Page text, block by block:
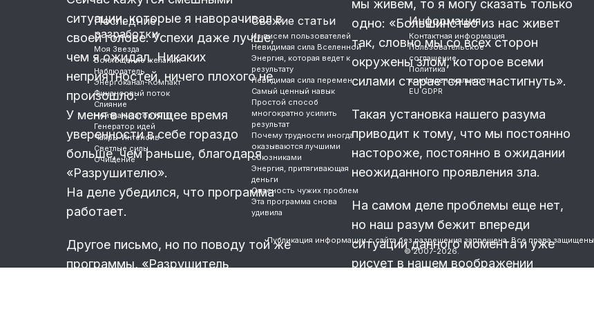
ситуации, которые я наворачивал в
своей голове. Успехи даже лучше,
чем я ожидал. Никаких
неприятностей, ничего плохого не
произошло.
У меня в настоящее время
уверенности в себе гораздо
больше, чем раньше, благодаря
«Разрушителю».
На деле убедился, что программа
работает.
Другое письмо, но по поводу той же
программы, «Разрушитель
мы живем, то я могу сказать только
одно: «Большинство из нас живет
так, словно мы со всех сторон
окружены злом, которое всеми
силами старается нас настигнуть».
Такая установка нашего разума
приводит к тому, что мы постоянно
настороже, постоянно в ожидании
неожиданного проявления зла.
На самом деле проблемы еще нет,
но наш разум бежит впереди
ситуации данного момента и уже
рисует в нашем воображении
Последние
разработки
Моя Звезда
Воплощение желаний
Наблюдатель
Энергоканал-Компакт
Финансовый поток
Слияние
Нейтрализатор НЛП
Генератор идей
Чакры-Интенсив
Светлые силы
Очищение
Свежие статьи
Из писем пользователей
Невидимая сила Вселенной
Энергия, которая ведет к
результату
Невидимая сила перемен
Самый ценный навык
Простой способ
многократно усилить
результат
Почему трудности иногда
оказываются лучшими
союзниками
Энергия, притягивающая
деньги
Опасность чужих проблем
Эта программа снова
удивила
Информация
Контактная информация
Пользовательское
соглашение
Политика
конфиденциальности
EU GDPR
Публикация информации с сайта без разрешения запрещена. Все права защищены.
© 2007-2026.